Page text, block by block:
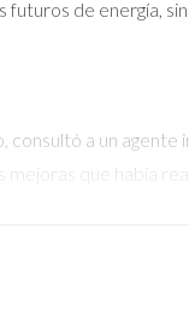
de energía,
a un agente
que había
la preparación